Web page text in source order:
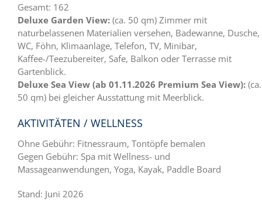
Gesamt: 162
Deluxe Garden View: (ca. 50 qm) Zimmer mit
naturbelassenen Materialien versehen, Badewanne, Dusche,
WC, Föhn, Klimaanlage, Telefon, TV, Minibar,
Kaffee-/Teezubereiter, Safe, Balkon oder Terrasse mit
Gartenblick.
Deluxe Sea View (ab 01.11.2026 Premium Sea View): (ca.
50 qm) bei gleicher Ausstattung mit Meerblick.
AKTIVITÄTEN / WELLNESS
Ohne Gebühr: Fitnessraum, Tontöpfe bemalen
Gegen Gebühr: Spa mit Wellness- und
Massageanwendungen, Yoga, Kayak, Paddle Board
Stand: Juni 2026